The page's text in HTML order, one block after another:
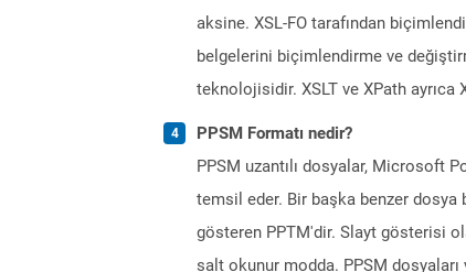
aksine. XSL-FO tarafından
belgelerini biçimlendirme ve
teknolojisidir. XSLT ve XPath ayrıca
PPSM Formatı nedir?
PPSM uzantılı dosyalar, Microsoft
temsil eder. Bir başka benzer
gösteren PPTM'dir. Slayt gösterisi
salt okunur modda. PPSM